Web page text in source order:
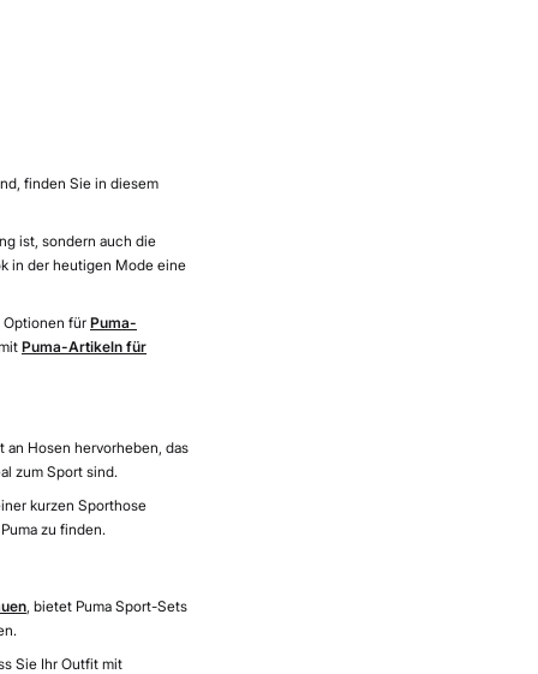
finden Sie in diesem
ist, sondern auch die
in der heutigen Mode eine
Optionen für Puma-
Puma-Artikeln für
Hosen hervorheben, das
zum Sport sind.
kurzen Sporthose
zu finden.
, bietet Puma Sport-Sets
Sie Ihr Outfit mit